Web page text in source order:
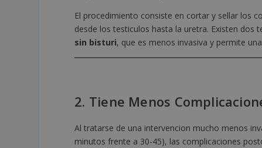
El procedimiento consiste en cortar y sellar los
desde los testiculos hasta la uretra. Existen dos
sin bisturi, que es menos invasiva y permite
2. Tiene Menos
Al tratarse de una intervencion mucho menos
minutos frente a 30-45), las complicaciones